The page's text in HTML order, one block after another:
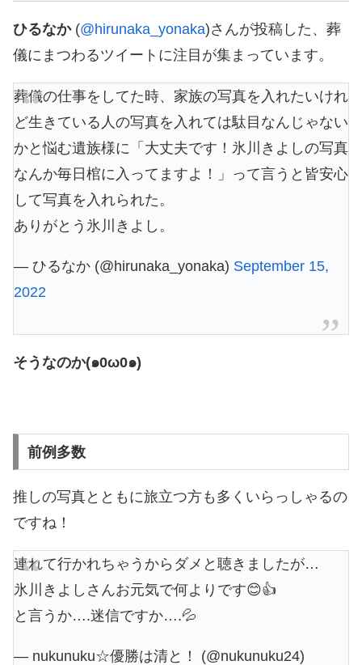
ひるなか(@hirunaka_yonaka)さんが投稿した、葬
儀にまつわるツイートに注目が集まっています。
葬儀の仕事をしてた時、家族の写真を入れたいけれ
ど生きている人の写真を入れては駄目なんじゃない
かと悩む遺族様に「大丈夫です！氷川きよしの写真
なんか毎日棺に入ってますよ！」って言うと皆安心
して写真を入れられた。
ありがとう氷川きよし。
— ひるなか (@hirunaka_yonaka) September 15,
2022
そうなのか(๑0ω0๑)
前例多数
推しの写真とともに旅立つ方も多くいらっしゃるの
ですね！
連れて行かれちゃうからダメと聴きましたが…
氷川きよしさんお元気で何よりです😊👍
と言うか….迷信ですか….💦
— nukunuku☆優勝は清と！ (@nukunuku24)